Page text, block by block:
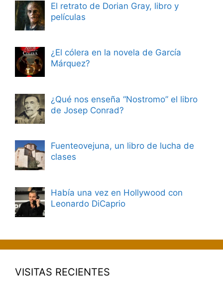
El retrato de Dorian Gray, libro y
películas
¿El cólera en la novela de García
Márquez?
¿Qué nos enseña “Nostromo” el libro
de Josep Conrad?
Fuenteovejuna, un libro de lucha de
clases
Había una vez en Hollywood con
Leonardo DiCaprio
VISITAS RECIENTES